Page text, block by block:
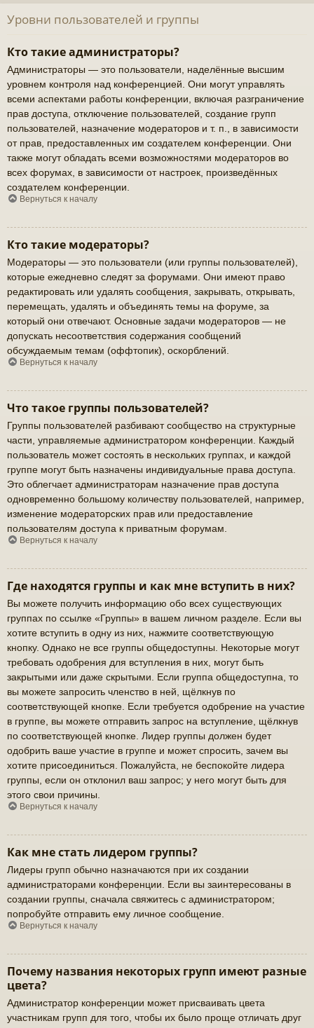
Уровни пользователей и группы
Кто такие администраторы?
Администраторы — это пользователи, наделённые высшим
уровнем контроля над конференцией. Они могут управлять
всеми аспектами работы конференции, включая разграничение
прав доступа, отключение пользователей, создание групп
пользователей, назначение модераторов и т. п., в зависимости
от прав, предоставленных им создателем конференции. Они
также могут обладать всеми возможностями модераторов во
всех форумах, в зависимости от настроек, произведённых
создателем конференции.
Вернуться к началу
Кто такие модераторы?
Модераторы — это пользователи (или группы пользователей),
которые ежедневно следят за форумами. Они имеют право
редактировать или удалять сообщения, закрывать, открывать,
перемещать, удалять и объединять темы на форуме, за
который они отвечают. Основные задачи модераторов — не
допускать несоответствия содержания сообщений
обсуждаемым темам (оффтопик), оскорблений.
Вернуться к началу
Что такое группы пользователей?
Группы пользователей разбивают сообщество на структурные
части, управляемые администратором конференции. Каждый
пользователь может состоять в нескольких группах, и каждой
группе могут быть назначены индивидуальные права доступа.
Это облегчает администраторам назначение прав доступа
одновременно большому количеству пользователей, например,
изменение модераторских прав или предоставление
пользователям доступа к приватным форумам.
Вернуться к началу
Где находятся группы и как мне вступить в них?
Вы можете получить информацию обо всех существующих
группах по ссылке «Группы» в вашем личном разделе. Если вы
хотите вступить в одну из них, нажмите соответствующую
кнопку. Однако не все группы общедоступны. Некоторые могут
требовать одобрения для вступления в них, могут быть
закрытыми или даже скрытыми. Если группа общедоступна, то
вы можете запросить членство в ней, щёлкнув по
соответствующей кнопке. Если требуется одобрение на участие
в группе, вы можете отправить запрос на вступление, щёлкнув
по соответствующей кнопке. Лидер группы должен будет
одобрить ваше участие в группе и может спросить, зачем вы
хотите присоединиться. Пожалуйста, не беспокойте лидера
группы, если он отклонил ваш запрос; у него могут быть для
этого свои причины.
Вернуться к началу
Как мне стать лидером группы?
Лидеры групп обычно назначаются при их создании
администраторами конференции. Если вы заинтересованы в
создании группы, сначала свяжитесь с администратором;
попробуйте отправить ему личное сообщение.
Вернуться к началу
Почему названия некоторых групп имеют разные
цвета?
Администратор конференции может присваивать цвета
участникам групп для того, чтобы их было проще отличать друг